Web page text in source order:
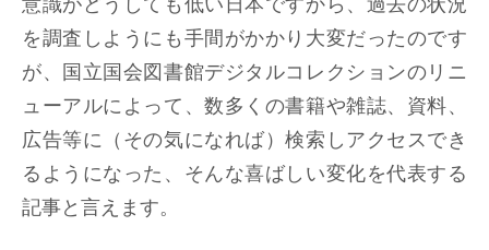
を調査しようにも手間がかかり大変だったのです
が、国立国会図書館デジタルコレクションのリニ
ューアルによって、数多くの書籍や雑誌、資料、
広告等に（その気になれば）検索しアクセスでき
るようになった、そんな喜ばしい変化を代表する
記事と言えます。